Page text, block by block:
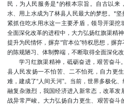
民，为人民服务是*的根本宗旨。自古以来
水、用上水成为了林县人民最大的梦想。*
紧抓住吃水用水这一主要矛盾，领导开渠
全面深化改革的进程中，大力弘扬红旗渠精
提升为民情怀，摒弃“官本位”特权思想，摒
的陈规陋习、体制弊端，不断取得全面深化改
学习红旗渠精神，砥砺奋进，艰苦奋斗
县人民发扬一不怕苦、二不怕死，自力更
难，建成了“人间天河”。当前，世界多极化
融复杂激烈，我国经济进入新常态，改革发
战异常严峻。大力弘扬自力更生、艰苦奋斗